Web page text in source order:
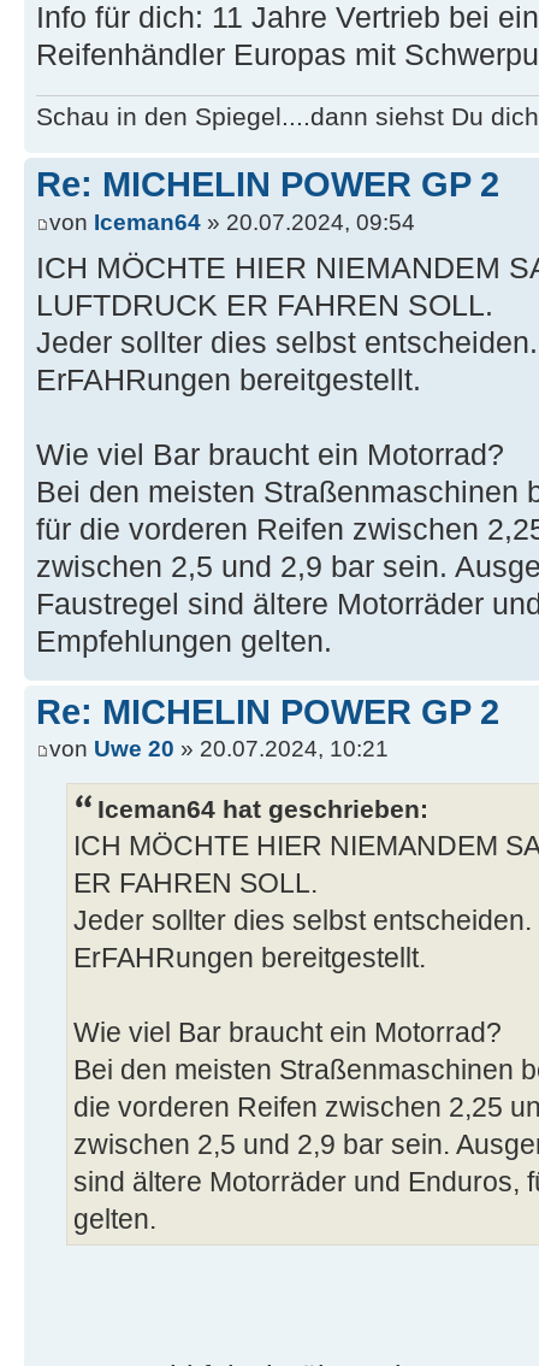
Info für dich: 11 Jahre Vertrieb bei
Reifenhändler Europas mit
Schau in den Spiegel....dann siehst Du
Re: MICHELIN POWER GP 2
von Iceman64 » 20.07.2024, 09:54
ICH MÖCHTE HIER NIEMANDEM
LUFTDRUCK ER FAHREN SOLL.
Jeder sollter dies selbst
ErFAHRungen bereitgestellt.
Wie viel Bar braucht ein Motorrad?
Bei den meisten Straßenmaschinen
für die vorderen Reifen zwischen
zwischen 2,5 und 2,9 bar sein.
Faustregel sind ältere Motorräder
Empfehlungen gelten.
Re: MICHELIN POWER GP 2
von Uwe 20 » 20.07.2024, 10:21
Iceman64 hat geschrieben:
ICH MÖCHTE HIER NIEMANDEM
ER FAHREN SOLL.
Jeder sollter dies selbst
ErFAHRungen bereitgestellt.
Wie viel Bar braucht ein Motorrad?
Bei den meisten Straßenmaschinen
die vorderen Reifen zwischen 2,25
zwischen 2,5 und 2,9 bar sein.
sind ältere Motorräder und Enduros,
gelten.